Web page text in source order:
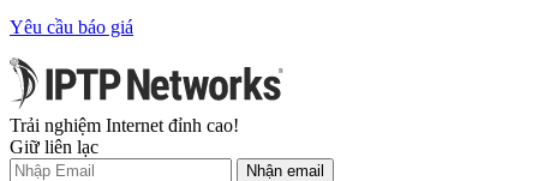
Yêu cầu báo giá
Trải nghiệm Internet đỉnh cao!
Giữ liên lạc
Nhận email